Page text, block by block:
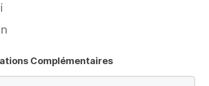
Complémentaires